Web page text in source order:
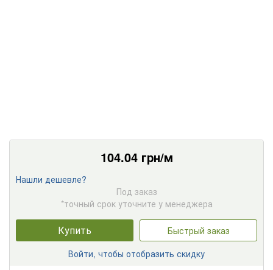
104.04грн/м
Нашли дешевле?
Под заказ
*точный срок уточните у менеджера
Купить
Быстрый заказ
Войти, чтобы отобразить скидку